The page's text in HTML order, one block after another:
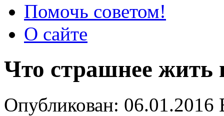
Помочь советом!
О сайте
Что страшнее
Опубликован: